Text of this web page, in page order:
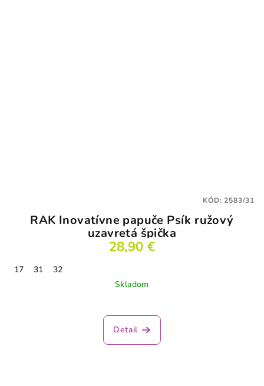
RAK Inovatívne papuče Psík ružový
uzavretá špička
28,90 €
17 31
32
Skladom
Detail
KÓD:2583/31